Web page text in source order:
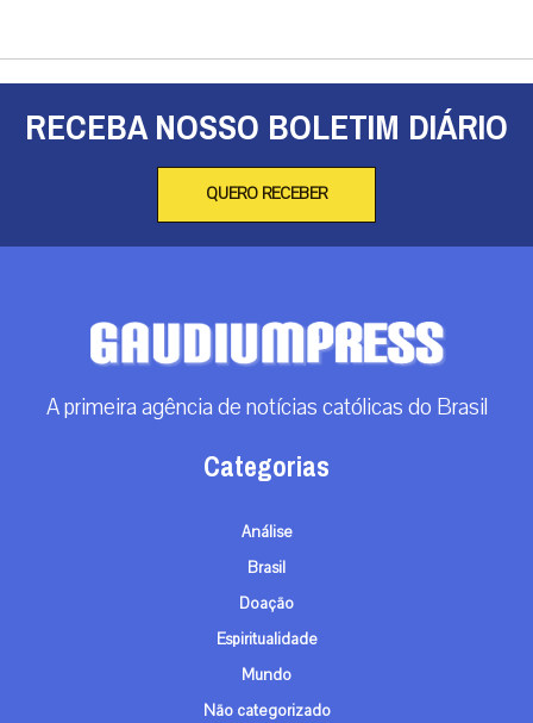
RECEBA NOSSO BOLETIM DIÁRIO
QUERO RECEBER
A primeira agência de notícias católicas do Brasil
Categorias
Análise
Brasil
Doação
Espiritualidade
Mundo
Não categorizado